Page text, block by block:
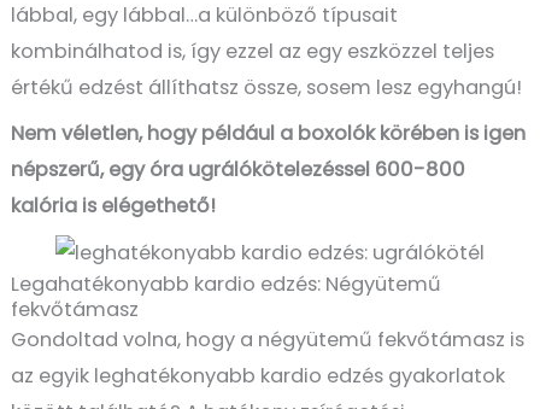
lábbal, egy lábbal…a különböző típusait
kombinálhatod is, így ezzel az egy eszközzel teljes
értékű edzést állíthatsz össze, sosem lesz egyhangú!
Nem véletlen, hogy például a boxolók körében is igen
népszerű, egy óra ugrálókötelezéssel 600-800
kalória is elégethető!
Legahatékonyabb kardio edzés: Négyütemű
fekvőtámasz
Gondoltad volna, hogy a négyütemű fekvőtámasz is
az egyik leghatékonyabb kardio edzés gyakorlatok